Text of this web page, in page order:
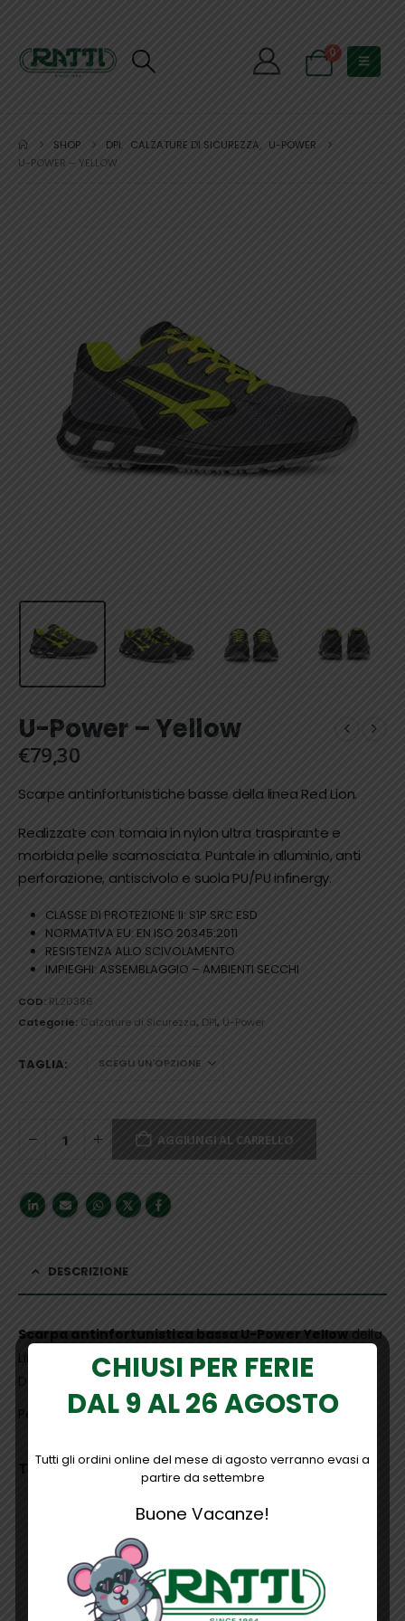
0
SHOP DPI CALZATURE DI SICUREZZA, U-POWER
U-POWER – YELLOW
U-Power – Yellow
€79,30
Scarpe antinfortunistiche basse della linea Red Lion.
Realizzate con tomaia in nylon ultra traspirante e
morbida pelle scamosciata. Puntale in alluminio, anti
perforazione, antiscivolo e suola PU/PU infinergy.
CLASSE DI PROTEZIONE II: S1P SRC ESD
NORMATIVA EU: EN ISO 20345:2011
RESISTENZA ALLO SCIVOLAMENTO
IMPIEGHI: ASSEMBLAGGIO – AMBIENTI SECCHI
COD: RL20386
Categorie: Calzature di Sicurezza, DPI, U-Power
TAGLIA
AGGIUNGI AL CARRELLO
DESCRIZIONE
Scarpa antinfortunistica bassa U-Power Yellowdella
Linea Red Lion.
Dichiarazione di conformità del produttore.
Per maggiori informazioni contattaci.
TI POTREBBE INTERESSARE…
CHIUSI PER FERIE
DAL 9 AL 26 AGOSTO
Tutti gli ordini online del mese di agosto verranno evasi a
partire da settembre
Buone Vacanze!